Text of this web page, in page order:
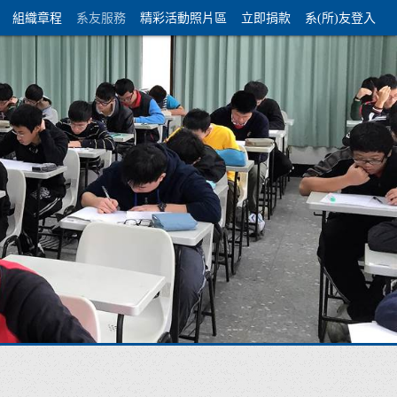
組織章程 系友服務 精彩活動照片區 立即捐款 系(所)友登入